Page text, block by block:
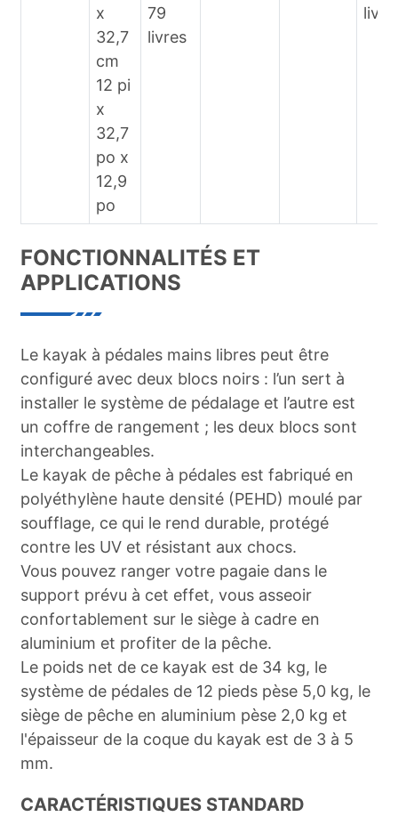
x
32,7
cm
12 pi
x
32,7
po x
12,9
po
79
livres
FONCTIONNALITÉS ET
APPLICATIONS
Le kayak à pédales mains libres peut être
configuré avec deux blocs noirs : l’un sert à
installer le système de pédalage et l’autre est
un coffre de rangement ; les deux blocs sont
interchangeables.
Le kayak de pêche à pédales est fabriqué en
polyéthylène haute densité (PEHD) moulé par
soufflage, ce qui le rend durable, protégé
contre les UV et résistant aux chocs.
Vous pouvez ranger votre pagaie dans le
support prévu à cet effet, vous asseoir
confortablement sur le siège à cadre en
aluminium et profiter de la pêche.
Le poids net de ce kayak est de 34 kg, le
système de pédales de 12 pieds pèse 5,0 kg, le
siège de pêche en aluminium pèse 2,0 kg et
l'épaisseur de la coque du kayak est de 3 à 5
mm.
CARACTÉRISTIQUES STANDARD